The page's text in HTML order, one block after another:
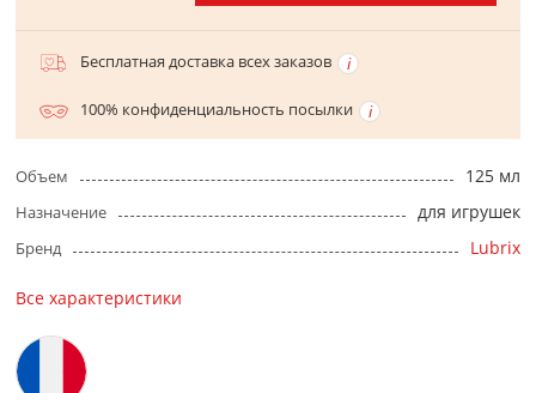
Бесплатная доставка всех заказов
100% конфиденциальность посылки
Объем 125 мл
Назначение для игрушек
Бренд Lubrix
Все характеристики